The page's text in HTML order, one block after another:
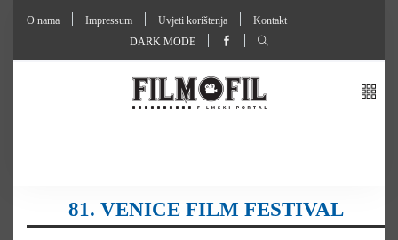
O nama Impressum Uvjeti korištenja
Kontakt
DARK MODE
81. VENICE FILM FESTIVAL